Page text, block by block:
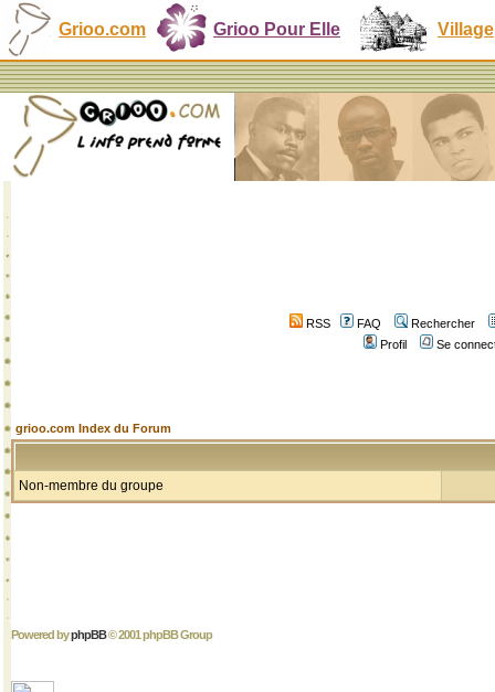
Grioo.com Grioo Pour Elle Village
RSS FAQ
Rechercher
Profil
Se
grioo.com Index du Forum
Non-membre du groupe
Powered byphpBB© 2001 phpBB Group